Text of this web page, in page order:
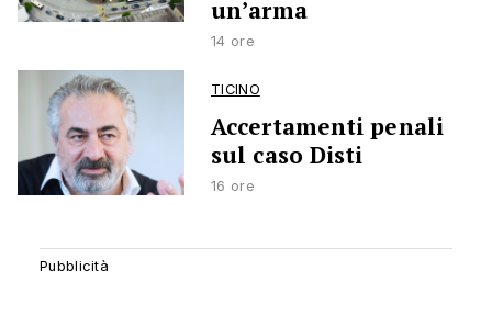
un’arma
14 ore
TICINO
Accertamenti penali
sul caso Disti
16 ore